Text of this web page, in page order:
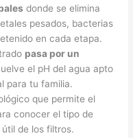
donde se elimina
pesados, bacterias
en cada etapa.
pasa por un
el pH del agua apto
para tu familia.
que permite el
conocer el tipo de
de los filtros.